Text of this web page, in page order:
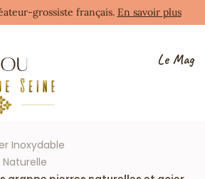
grossiste français. En savoir plus
Le Mag
Inoxydable
Naturelle